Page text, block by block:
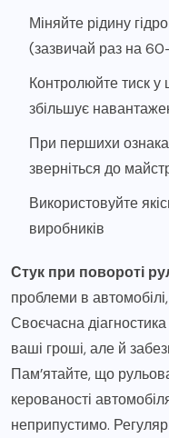
Міняйте рідину
(зазвичай раз на
Контролюйте тиск
збільшує
При першихи
зверніться до
Використовуйте
виробників
Стук при повороті
проблеми в
Своєчасна
ваші гроші, але й
Пам’ятайте, що
керованості
неприпустимо.